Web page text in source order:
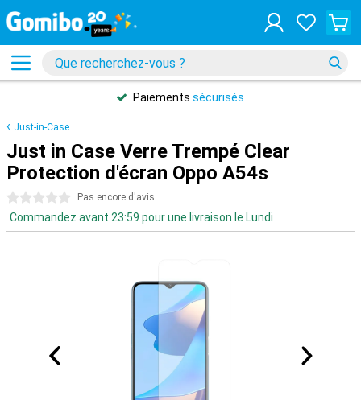
Paiements sécurisés
Just-in-Case
Just in Case Verre Trempé Clear
Protection d'écran Oppo A54s
0 étoiles Pas encore d'avis
Commandez avant 23:59 pour une livraison le Lundi